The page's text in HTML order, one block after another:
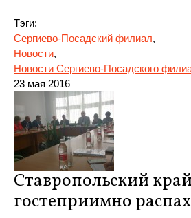
Тэги:
Сергиево-Посадский филиал, —
Новости, —
Новости Сергиево-Посадского
23 мая 2016
Ставропольский край
гостеприимно